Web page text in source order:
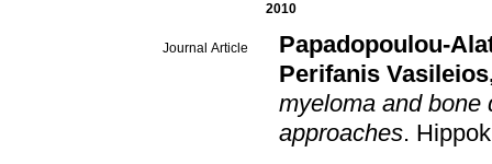
2010
Journal Article
Papadopoulou-
Perifanis Vasileios
myeloma and bone
approaches.